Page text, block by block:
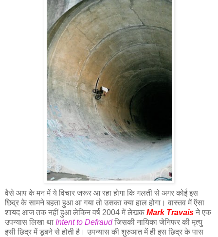
वैसे आप के मन में ये विचार जरूर आ रहा होगा कि गलती से अगर कोई इस
छिद्र के सामने बहता हुआ आ गया तो उसका क्या हाल होगा। वास्तव में ऍसा
शायद आज तक नहीं हुआ लेकिन वर्ष 2004 में लेखक Mark Travais ने एक
उपन्यास लिखा था Intent to Defraudजिसकी नायिका जेनिफर की मृत्यु
इसी छिद्र में डूबने से होती है। उपन्यास की शुरुआत में ही इस छिद्र के पास